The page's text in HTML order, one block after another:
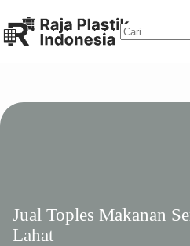
to
content
Jual Toples Makanan
Lahat